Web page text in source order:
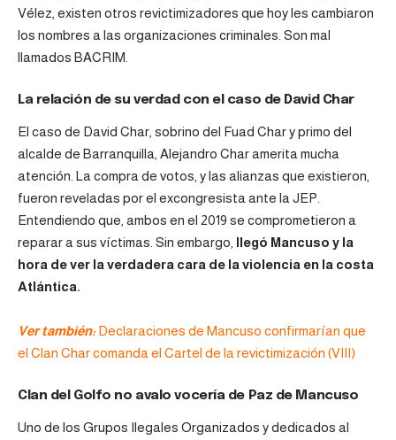
Vélez, existen otros revictimizadores que hoy les cambiaron
los nombres a las organizaciones criminales. Son mal
llamados BACRIM.
La relación de su verdad con el caso de David Char
El caso de David Char, sobrino del Fuad Char y primo del
alcalde de Barranquilla, Alejandro Char amerita mucha
atención. La compra de votos, y las alianzas que existieron,
fueron reveladas por el excongresista ante la JEP.
Entendiendo que, ambos en el 2019 se comprometieron a
reparar a sus víctimas. Sin embargo, llegó Mancuso y la
hora de ver la verdadera cara de la violencia en la costa
Atlántica.
Ver también: Declaraciones de Mancuso confirmarían que
el Clan Char comanda el Cartel de la revictimización (VIII)
Clan del Golfo no avalo vocería de Paz de Mancuso
Uno de los Grupos Ilegales Organizados y dedicados al